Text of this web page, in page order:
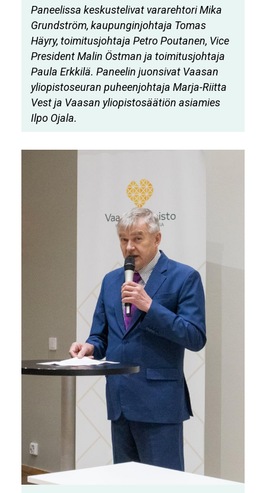
Paneelissa keskustelivat vararehtori Mika
Grundström, kaupunginjohtaja Tomas
Häyry, toimitusjohtaja Petro Poutanen, Vice
President Malin Östman ja toimitusjohtaja
Paula Erkkilä. Paneelin juonsivat Vaasan
yliopistoseuran puheenjohtaja Marja-Riitta
Vest ja Vaasan yliopistosäätiön asiamies
Ilpo Ojala.